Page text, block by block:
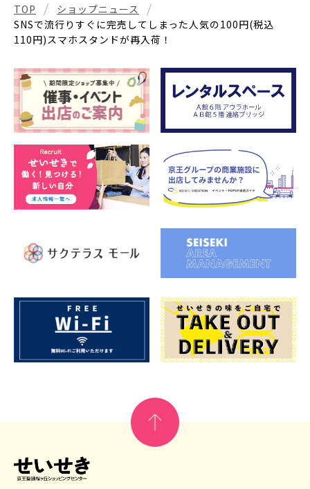
TOP
ショップニュース
SNSで流行りすぐに完売してしまった人気の100円(税込
110円)スマホスタンドが再入荷！